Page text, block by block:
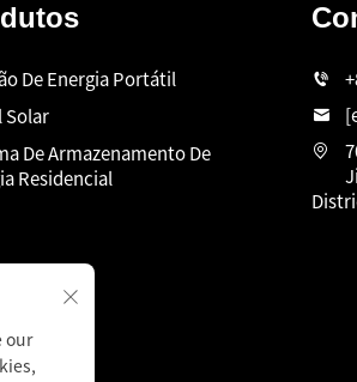
De Energia Portátil
Solar
De Armazenamento De
Residencial
our